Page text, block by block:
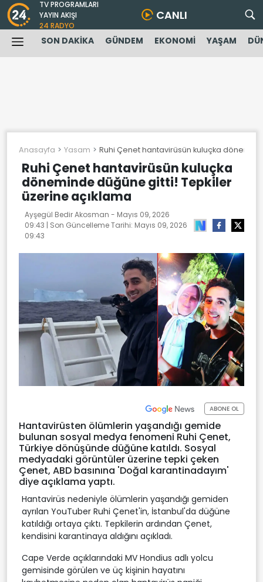
TV PROGRAMLARI
YAYIN AKIŞI
24 RADYO
CANLI
SON DAKİKA GÜNDEM EKONOMİ YAŞAM
Anasayfa Yasam Ruhi Çenet hantavirüsün kuluçka
Ruhi Çenet hantavirüsün kuluçka
döneminde düğüne gitti! Tepkiler
üzerine açıklama
Ayşegül Bedir Akosman - Mayıs 09, 2026
09:43 | Son Güncelleme Tarihi: Mayıs 09, 2026
09:43
ABONE OL
Hantavirüsten ölümlerin yaşandığı gemide
bulunan sosyal medya fenomeni Ruhi Çenet,
Türkiye dönüşünde düğüne katıldı. Sosyal
medyadaki görüntüler üzerine tepki çeken
Çenet, ABD basınına 'Doğal karantinadayım'
diye açıklama yaptı.
Hantavirüs nedeniyle ölümlerin yaşandığı gemiden
ayrılan YouTuber Ruhi Çenet'in, İstanbul'da düğüne
katıldığı ortaya çıktı. Tepkilerin ardından Çenet,
kendisini karantinaya aldığını açıkladı.
Cape Verde açıklarındaki MV Hondius adlı yolcu
gemisinde görülen ve üç kişinin hayatını